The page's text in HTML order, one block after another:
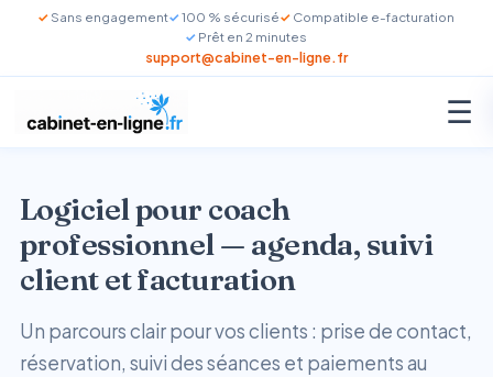
Sans engagement 100 % sécurisé
Compatible e-facturation
Prêt en 2 minutes
support@cabinet-en-ligne.fr
☰
Logiciel pour coach
professionnel — agenda, suivi
client et facturation
Un parcours clair pour vos clients : prise de contact,
réservation, suivi des séances et paiements au